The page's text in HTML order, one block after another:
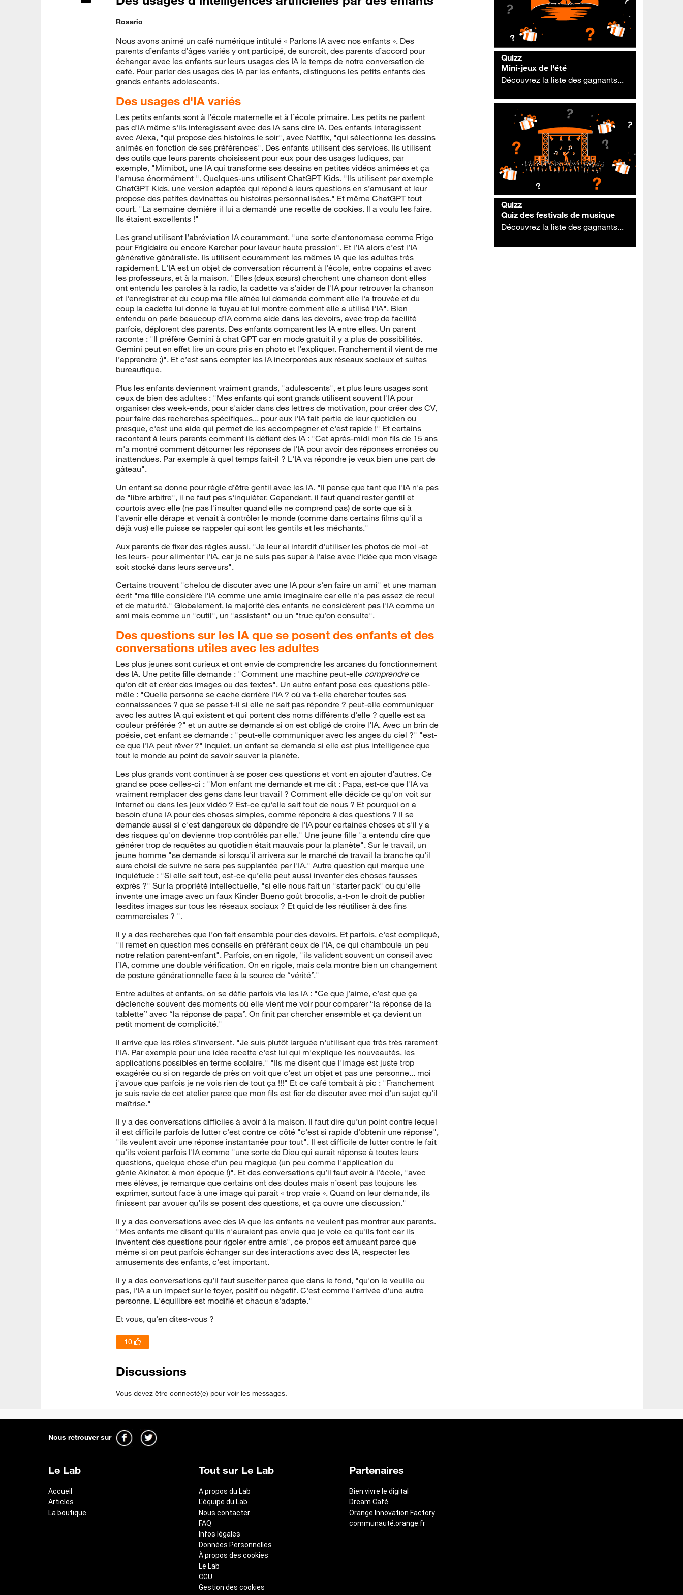
Rosario
Nous avons animé un café numérique intitulé « Parlons IA avec nos enfants ». Des
parents d’enfants d’âges variés y ont participé, de surcroit, des parents d’accord pour
échanger avec les enfants sur leurs usages des IA le temps de notre conversation de
café. Pour parler des usages des IA par les enfants, distinguons les petits enfants des
grands enfants adolescents.
Des usages d'IA variés
Les petits enfants sont à l’école maternelle et à l’école primaire. Les petits ne parlent
pas d'IA même s'ils interagissent avec des IA sans dire IA. Des enfants interagissent
avec Alexa, "qui propose des histoires le soir", avec Netflix, "qui sélectionne les dessins
animés en fonction de ses préférences". Des enfants utilisent des services. Ils utilisent
des outils que leurs parents choisissent pour eux pour des usages ludiques, par
exemple, "Mimibot, une IA qui transforme ses dessins en petites vidéos animées et ça
l'amuse énormément ". Quelques-uns utilisent ChatGPT Kids. "Ils utilisent par exemple
ChatGPT Kids, une version adaptée qui répond à leurs questions en s’amusant et leur
propose des petites devinettes ou histoires personnalisées." Et même ChatGPT tout
court. "La semaine dernière il lui a demandé une recette de cookies. Il a voulu les faire.
Ils étaient excellents !"
Les grand utilisent l’abréviation IA couramment, "une sorte d'antonomase comme Frigo
pour Frigidaire ou encore Karcher pour laveur haute pression". Et l’IA alors c’est l’IA
générative généraliste. Ils utilisent couramment les mêmes IA que les adultes très
rapidement. L'IA est un objet de conversation récurrent à l'école, entre copains et avec
les professeurs, et à la maison. "Elles (deux sœurs) cherchent une chanson dont elles
ont entendu les paroles à la radio, la cadette va s'aider de l'IA pour retrouver la chanson
et l'enregistrer et du coup ma fille aînée lui demande comment elle l'a trouvée et du
coup la cadette lui donne le tuyau et lui montre comment elle a utilisé l'IA". Bien
entendu on parle beaucoup d’IA comme aide dans les devoirs, avec trop de facilité
parfois, déplorent des parents. Des enfants comparent les IA entre elles. Un parent
raconte : "Il préfère Gemini à chat GPT car en mode gratuit il y a plus de possibilités.
Gemini peut en effet lire un cours pris en photo et l’expliquer. Franchement il vient de me
l’apprendre ;)". Et c’est sans compter les IA incorporées aux réseaux sociaux et suites
bureautique.
Plus les enfants deviennent vraiment grands, "adulescents", et plus leurs usages sont
ceux de bien des adultes : "Mes enfants qui sont grands utilisent souvent l'IA pour
organiser des week-ends, pour s'aider dans des lettres de motivation, pour créer des CV,
pour faire des recherches spécifiques... pour eux l'IA fait partie de leur quotidien ou
presque, c'est une aide qui permet de les accompagner et c'est rapide !" Et certains
racontent à leurs parents comment ils défient des IA : "Cet après-midi mon fils de 15 ans
m'a montré comment détourner les réponses de l'IA pour avoir des réponses erronées ou
inattendues. Par exemple à quel temps fait-il ? L'IA va répondre je veux bien une part de
gâteau".
Un enfant se donne pour règle d’être gentil avec les IA. "Il pense que tant que l'IA n'a pas
de "libre arbitre", il ne faut pas s'inquiéter. Cependant, il faut quand rester gentil et
courtois avec elle (ne pas l'insulter quand elle ne comprend pas) de sorte que si à
l'avenir elle dérape et venait à contrôler le monde (comme dans certains films qu'il a
déjà vus) elle puisse se rappeler qui sont les gentils et les méchants."
Aux parents de fixer des règles aussi. "Je leur ai interdit d'utiliser les photos de moi -et
les leurs- pour alimenter l'IA, car je ne suis pas super à l'aise avec l'idée que mon visage
soit stocké dans leurs serveurs".
Certains trouvent "chelou de discuter avec une IA pour s'en faire un ami" et une maman
écrit "ma fille considère l'IA comme une amie imaginaire car elle n'a pas assez de recul
et de maturité." Globalement, la majorité des enfants ne considèrent pas l'IA comme un
ami mais comme un "outil", un "assistant" ou un "truc qu’on consulte".
Des questions sur les IA que se posent des enfants et des
conversations utiles avec les adultes
Les plus jeunes sont curieux et ont envie de comprendre les arcanes du fonctionnement
des IA. Une petite fille demande : "Comment une machine peut-elle comprendrece
qu’on dit et créer des images ou des textes". Un autre enfant pose ces questions pêle-
mêle : "Quelle personne se cache derrière l'IA ? où va t-elle chercher toutes ses
connaissances ? que se passe t-il si elle ne sait pas répondre ? peut-elle communiquer
avec les autres IA qui existent et qui portent des noms différents d'elle ? quelle est sa
couleur préférée ?" et un autre se demande si on est obligé de croire l’IA. Avec un brin de
poésie, cet enfant se demande : "peut-elle communiquer avec les anges du ciel ?" "est-
ce que l’IA peut rêver ?" Inquiet, un enfant se demande si elle est plus intelligence que
tout le monde au point de savoir sauver la planète.
Les plus grands vont continuer à se poser ces questions et vont en ajouter d’autres. Ce
grand se pose celles-ci : "Mon enfant me demande et me dit : Papa, est-ce que l'IA va
vraiment remplacer des gens dans leur travail ? Comment elle décide ce qu'on voit sur
Internet ou dans les jeux vidéo ? Est-ce qu'elle sait tout de nous ? Et pourquoi on a
besoin d'une IA pour des choses simples, comme répondre à des questions ? Il se
demande aussi si c'est dangereux de dépendre de l'IA pour certaines choses et s'il y a
des risques qu'on devienne trop contrôlés par elle." Une jeune fille "a entendu dire que
générer trop de requêtes au quotidien était mauvais pour la planète". Sur le travail, un
jeune homme "se demande si lorsqu'il arrivera sur le marché de travail la branche qu'il
aura choisi de suivre ne sera pas supplantée par l'IA." Autre question qui marque une
inquiétude : "Si elle sait tout, est-ce qu’elle peut aussi inventer des choses fausses
exprès ?" Sur la propriété intellectuelle, "si elle nous fait un "starter pack" ou qu'elle
invente une image avec un faux Kinder Bueno goût brocolis, a-t-on le droit de publier
lesdites images sur tous les réseaux sociaux ? Et quid de les réutiliser à des fins
commerciales ? ".
Il y a des recherches que l’on fait ensemble pour des devoirs. Et parfois, c'est compliqué,
"il remet en question mes conseils en préférant ceux de l'IA, ce qui chamboule un peu
notre relation parent-enfant". Parfois, on en rigole, "ils valident souvent un conseil avec
l’IA, comme une double vérification. On en rigole, mais cela montre bien un changement
de posture générationnelle face à la source de “vérité”."
Entre adultes et enfants, on se défie parfois via les IA : "Ce que j’aime, c’est que ça
déclenche souvent des moments où elle vient me voir pour comparer “la réponse de la
tablette” avec “la réponse de papa”. On finit par chercher ensemble et ça devient un
petit moment de complicité."
Il arrive que les rôles s’inversent. "Je suis plutôt larguée n'utilisant que très très rarement
l'IA. Par exemple pour une idée recette c'est lui qui m'explique les nouveautés, les
applications possibles en terme scolaire." "Ils me disent que l'image est juste trop
exagérée ou si on regarde de près on voit que c'est un objet et pas une personne... moi
j'avoue que parfois je ne vois rien de tout ça !!!" Et ce café tombait à pic : "Franchement
je suis ravie de cet atelier parce que mon fils est fier de discuter avec moi d'un sujet qu'il
maîtrise."
Il y a des conversations difficiles à avoir à la maison. Il faut dire qu’un point contre lequel
il est difficile parfois de lutter c'est contre ce côté "c'est si rapide d'obtenir une réponse",
"ils veulent avoir une réponse instantanée pour tout". Il est difficile de lutter contre le fait
qu'ils voient parfois l'IA comme "une sorte de Dieu qui aurait réponse à toutes leurs
questions, quelque chose d'un peu magique (un peu comme l'application du
génie Akinator, à mon époque !)". Et des conversations qu’il faut avoir à l’école, "avec
mes élèves, je remarque que certains ont des doutes mais n’osent pas toujours les
exprimer, surtout face à une image qui paraît « trop vraie ». Quand on leur demande, ils
finissent par avouer qu’ils se posent des questions, et ça ouvre une discussion."
Il y a des conversations avec des IA que les enfants ne veulent pas montrer aux parents.
"Mes enfants me disent qu'ils n'auraient pas envie que je voie ce qu'ils font car ils
inventent des questions pour rigoler entre amis", ce propos est amusant parce que
même si on peut parfois échanger sur des interactions avec des IA, respecter les
amusements des enfants, c'est important.
Il y a des conversations qu’il faut susciter parce que dans le fond, "qu'on le veuille ou
pas, l'IA a un impact sur le foyer, positif ou négatif. C'est comme l'arrivée d'une autre
personne. L'équilibre est modifié et chacun s'adapte."
Et vous, qu'en dites-vous ?
10
Discussions
Vous devez être connecté(e) pour voir les messages.
Quizz
Mini-jeux de l'été
Découvrez la liste des gagnants...
Quizz
Quiz des festivals de musique
Découvrez la liste des gagnants...
Nous retrouver sur
Le Lab
Accueil
Articles
La boutique
Tout sur Le Lab
A propos du Lab
L'équipe du Lab
Nous contacter
FAQ
Infos légales
Données Personnelles
À propos des cookies
Le Lab
CGU
Gestion des cookies
Partenaires
Bien vivre le digital
Dream Café
Orange Innovation Factory
communauté.orange.fr